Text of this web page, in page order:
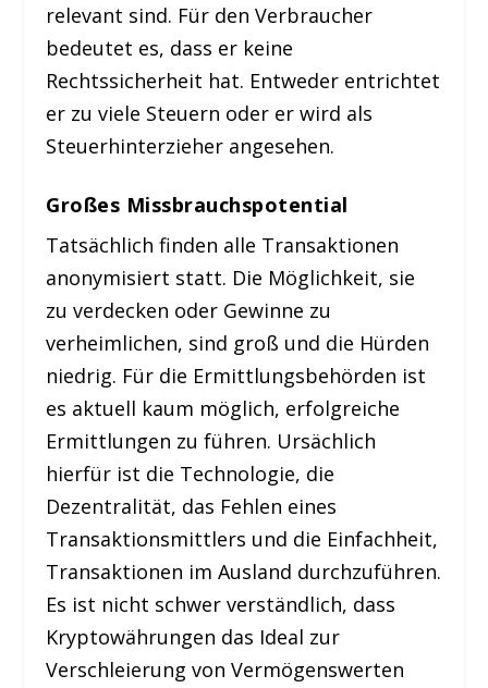
relevant sind. Für den Verbraucher
bedeutet es, dass er keine
Rechtssicherheit hat. Entweder entrichtet
er zu viele Steuern oder er wird als
Steuerhinterzieher angesehen.
Großes Missbrauchspotential
Tatsächlich finden alle Transaktionen
anonymisiert statt. Die Möglichkeit, sie
zu verdecken oder Gewinne zu
verheimlichen, sind groß und die Hürden
niedrig. Für die Ermittlungsbehörden ist
es aktuell kaum möglich, erfolgreiche
Ermittlungen zu führen. Ursächlich
hierfür ist die Technologie, die
Dezentralität, das Fehlen eines
Transaktionsmittlers und die Einfachheit,
Transaktionen im Ausland durchzuführen.
Es ist nicht schwer verständlich, dass
Kryptowährungen das Ideal zur
Verschleierung von Vermögenswerten